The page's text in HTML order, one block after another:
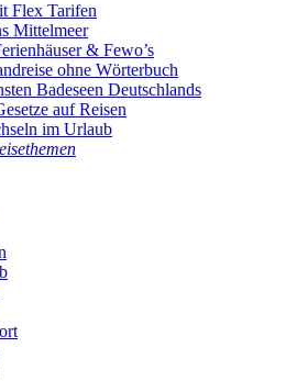
Flex Tarifen
Mittelmeer
& Fewo’s
ohne Wörterbuch
Badeseen Deutschlands
auf Reisen
im Urlaub